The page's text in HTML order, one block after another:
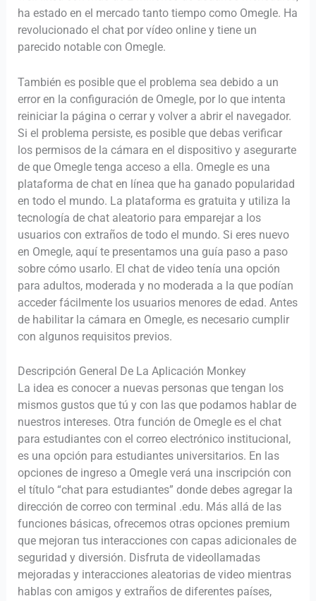
ha estado en el mercado tanto tiempo como Omegle. Ha
revolucionado el chat por vídeo online y tiene un
parecido notable con Omegle.
También es posible que el problema sea debido a un
error en la configuración de Omegle, por lo que intenta
reiniciar la página o cerrar y volver a abrir el navegador.
Si el problema persiste, es posible que debas verificar
los permisos de la cámara en el dispositivo y asegurarte
de que Omegle tenga acceso a ella. Omegle es una
plataforma de chat en línea que ha ganado popularidad
en todo el mundo. La plataforma es gratuita y utiliza la
tecnología de chat aleatorio para emparejar a los
usuarios con extraños de todo el mundo. Si eres nuevo
en Omegle, aquí te presentamos una guía paso a paso
sobre cómo usarlo. El chat de video tenía una opción
para adultos, moderada y no moderada a la que podían
acceder fácilmente los usuarios menores de edad. Antes
de habilitar la cámara en Omegle, es necesario cumplir
con algunos requisitos previos.
Descripción General De La Aplicación Monkey
La idea es conocer a nuevas personas que tengan los
mismos gustos que tú y con las que podamos hablar de
nuestros intereses. Otra función de Omegle es el chat
para estudiantes con el correo electrónico institucional,
es una opción para estudiantes universitarios. En las
opciones de ingreso a Omegle verá una inscripción con
el título “chat para estudiantes” donde debes agregar la
dirección de correo con terminal .edu. Más allá de las
funciones básicas, ofrecemos otras opciones premium
que mejoran tus interacciones con capas adicionales de
seguridad y diversión. Disfruta de videollamadas
mejoradas y interacciones aleatorias de video mientras
hablas con amigos y extraños de diferentes países,